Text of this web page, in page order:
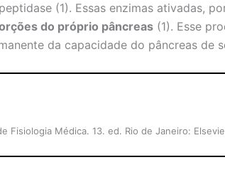
(1). Essas enzimas ativadas,
do próprio pâncreas (1). Esse
da capacidade do pâncreas de
Fisiologia Médica. 13. ed. Rio de Janeiro: